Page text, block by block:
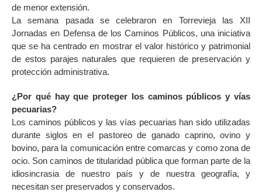
de menor extensión.
La semana pasada se celebraron en Torrevieja las XII
Jornadas en Defensa de los Caminos Públicos, una iniciativa
que se ha centrado en mostrar el valor histórico y patrimonial
de estos parajes naturales que requieren de preservación y
protección administrativa.
¿Por qué hay que proteger los caminos públicos y vías
pecuarias?
Los caminos públicos y las vías pecuarias han sido utilizadas
durante siglos en el pastoreo de ganado caprino, ovino y
bovino, para la comunicación entre comarcas y como zona de
ocio. Son caminos de titularidad pública que forman parte de la
idiosincrasia de nuestro país y de nuestra geografía, y
necesitan ser preservados y conservados.